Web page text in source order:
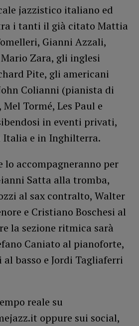
jazzistico italiano ed
i tanti il già citato Mattia
Gianni Azzali,
Zara, gli inglesi
Pite, gli americani
Colianni (pianista di
Tormé, Les Paul e
in eventi privati,
Italia e in Inghilterra.
lo accompagneranno per
Satta alla tromba,
al sax contralto, Walter
e Cristiano Boschesi al
la sezione ritmica sarà
Caniato al pianoforte,
basso e Jordi Tagliaferri
reale su
oppure sui social,